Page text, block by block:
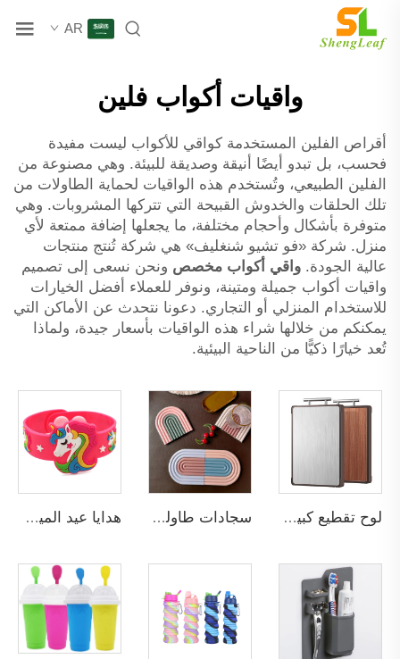
AR
واقيات أكواب فلين
أقراص الفلين المستخدمة كواقي للأكواب ليست مفيدة
فحسب، بل تبدو أيضًا أنيقة وصديقة للبيئة. وهي مصنوعة من
الفلين الطبيعي، وتُستخدم هذه الواقيات لحماية الطاولات من
تلك الحلقات والخدوش القبيحة التي تتركها المشروبات. وهي
متوفرة بأشكال وأحجام مختلفة، ما يجعلها إضافة ممتعة لأي
منزل. شركة «فو تشيو شنغليف» هي شركة تُنتج منتجات
عالية الجودة. واقي أكواب مخصص ونحن نسعى إلى تصميم
واقيات أكواب جميلة ومتينة، ونوفر للعملاء أفضل الخيارات
للاستخدام المنزلي أو التجاري. دعونا نتحدث عن الأماكن التي
يمكنكم من خلالها شراء هذه الواقيات بأسعار جيدة، ولماذا
تُعد خيارًا ذكيًّا من الناحية البيئية.
لوح تقطيع كبير مزدوج الوجه مضاد للبكتيريا مصنوع من الفولاذ المقاوم للصدأ، كتلة تقطيع مقاومة للعفن في المطبخ بسطح خشبي صلب من الخشب الأسود سجادات طاولة نوردية الأسلوب صديقة للبيئة مخصصة من المطاط والسيليكون وPVC، حصيرة كوب غير قابلة للانزلاق مع لوحة وتحت كوب على شكل قوس قزح لطيف للمشروبات هدايا عيد الميلاد للأطفال، أساور مطاطية PVC على شكل حيوانات جميلة وحصان وحيد القرن، أساور ترويجية من السيليكون